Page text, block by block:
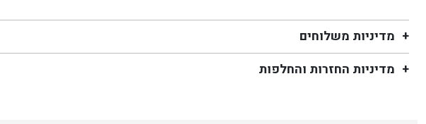
מדיניות משלוחים
מדיניות החזרות והחלפות